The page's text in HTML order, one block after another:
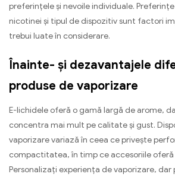
preferințele și nevoile individuale.
nicotinei și tipul de dispozitiv sunt factori
trebui luate în considerare.
Înainte- și dezavantajele
produse de vaporizare
E-lichidele oferă o gamă largă de arome,
concentra mai mult pe calitate și gust.
vaporizare variază în ceea ce privește
compactitatea, în timp ce accesoriile
Personalizați experiența de vaporizare, dar